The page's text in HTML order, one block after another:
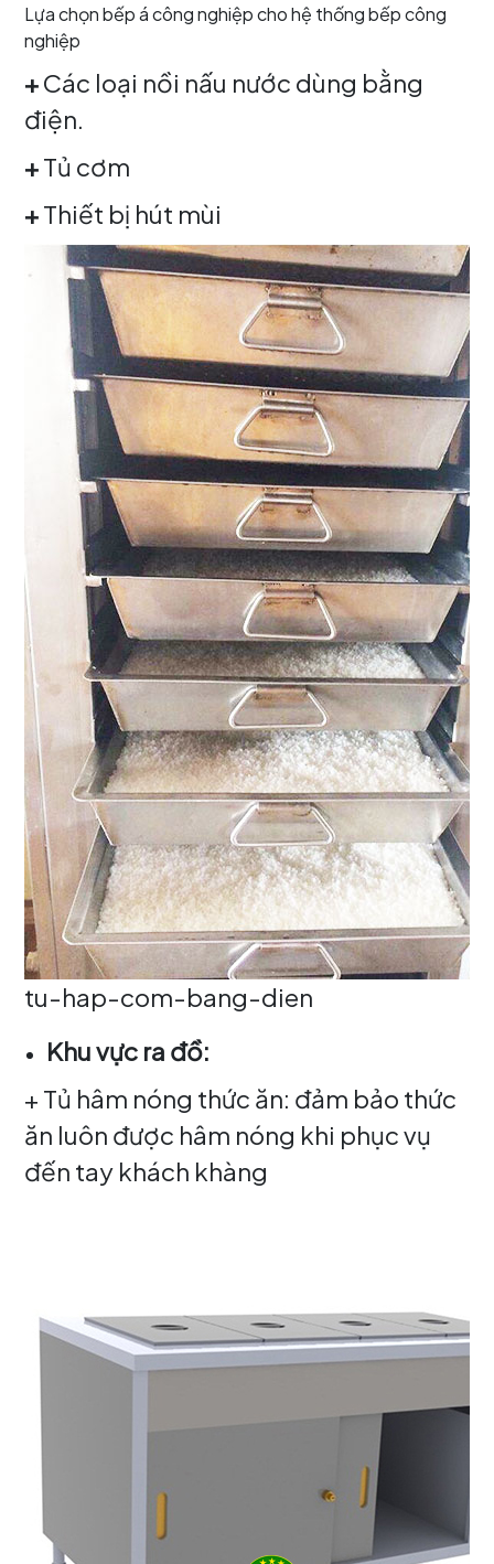
Lựa chọn bếp á công nghiệp cho hệ thống bếp công
nghiệp
+Các loại nồi nấu nước dùng bằng
điện.
+Tủ cơm
+Thiết bị hút mùi
tu-hap-com-bang-dien
Khu vực ra đồ:
+ Tủ hâm nóng thức ăn: đảm bảo thức
ăn luôn được hâm nóng khi phục vụ
đến tay khách khàng